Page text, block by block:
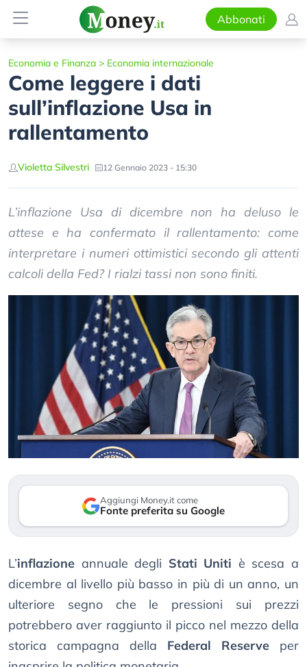
Abbonati
Economia e Finanza > Economia internazionale
Come leggere i dati
sull’inflazione Usa in
rallentamento
Violetta Silvestri 12 Gennaio 2023 - 15:30
L’inflazione Usa di dicembre non ha deluso le
attese e ha confermato il rallentamento: come
interpretare i numeri ottimistici secondo gli attenti
calcoli della Fed? I rialzi tassi non sono finiti.
Aggiungi Money.it come
Fonte preferita su Google
L’inflazione annuale degli Stati Uniti è scesa a
dicembre al livello più basso in più di un anno, un
ulteriore segno che le pressioni sui prezzi
potrebbero aver raggiunto il picco nel mezzo della
storica campagna della Federal Reserve per